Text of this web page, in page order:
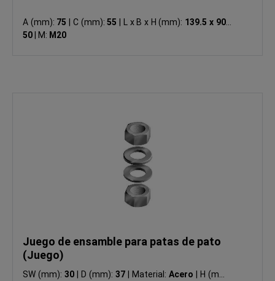
A (mm): 75 C (mm):55 L x B x H (mm): 139.5 x 90 x
50
M: M20
Juego de ensamble para patas de pato
(Juego)
SW (mm):30 D (mm):37 Material:Acero
H (mm):